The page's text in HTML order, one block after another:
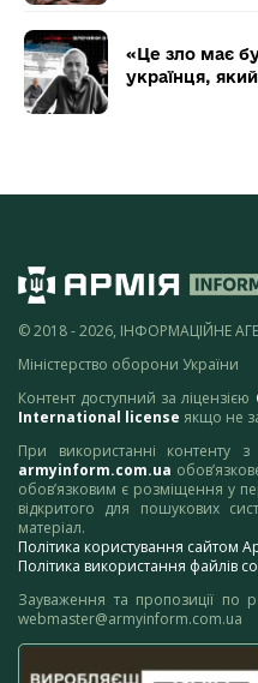
«Це зло має
українця,
© 2018 - 2026, ІНФОРМАЦІЙНЕ
Міністерство оборони України
Контент доступний за ліцензією
International license якщо не
При використанні контенту
armyinform.com.ua
обов’язковим є розміщення у
відкритого для пошукових
матеріал.
Політика користування сайтом
Політика використання файлів
Зауваження та пропозиції по
webmaster@armyinform.com.ua